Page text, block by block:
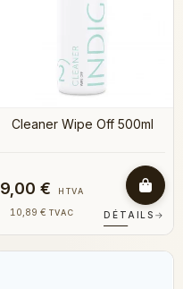
Cleaner Wipe Off 500ml
9,00 € HTVA
10,89 € TVAC DÉTAILS →